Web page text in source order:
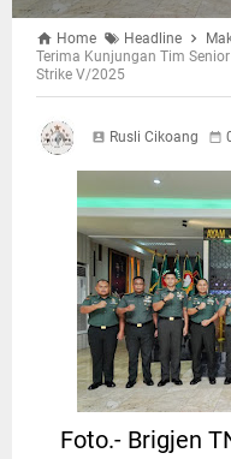
Home Headline
Terima Kunjungan Tim
Strike V/2025
Rusli Cikoang
Foto.- Brigjen